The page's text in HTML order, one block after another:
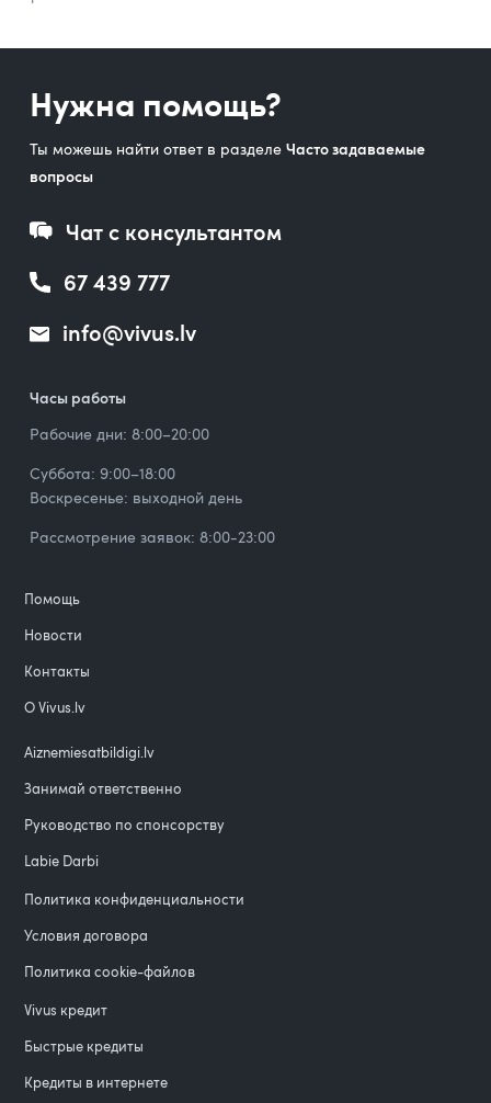
Нужна помощь?
Ты можешь найти ответ в разделе Часто задаваемые
вопросы
Чат с консультантом
67 439 777
info@vivus.lv
Часы работы
Рабочие дни: 8:00–20:00
Суббота: 9:00–18:00
Воскресенье: выходной день
Рассмотрение заявок: 8:00-23:00
Помощь
Новости
Контакты
О Vivus.lv
Aiznemiesatbildigi.lv
Занимай ответственно
Руководство по спонсорству
Labie Darbi
Политика конфиденциальности
Условия договора
Политика cookie-файлов
Vivus кредит
Быстрые кредиты
Кредиты в интернете